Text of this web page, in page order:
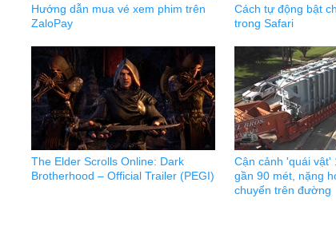
Hướng dẫn mua vé xem phim trên
ZaloPay
Cách tự động bật
trong Safari
The Elder Scrolls Online: Dark
Brotherhood – Official Trailer (PEGI)
Cận cảnh 'quái vật'
gần 90 mét, nặng
chuyển trên đường